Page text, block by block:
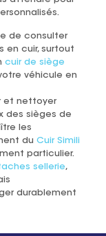
de consulter
en cuir, surtout
cuir de siège
véhicule en
et nettoyer
des sièges de
les
du Cuir Simili
particulier.
sellerie,
durablement